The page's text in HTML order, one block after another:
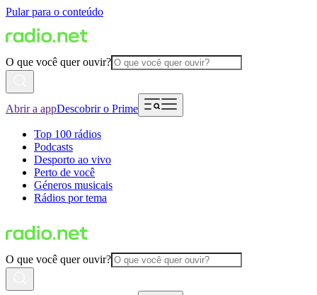
Pular para o conteúdo
O que você quer ouvir?
Abrir a appDescobrir o Prime
Top 100 rádios
Podcasts
Desporto ao vivo
Perto de você
Géneros musicais
Rádios por tema
O que você quer ouvir?